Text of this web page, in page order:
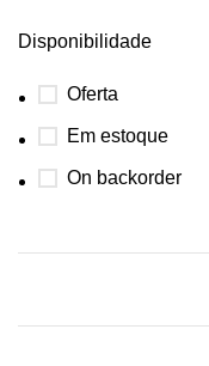
Disponibilidade
Oferta
Em estoque
On backorder